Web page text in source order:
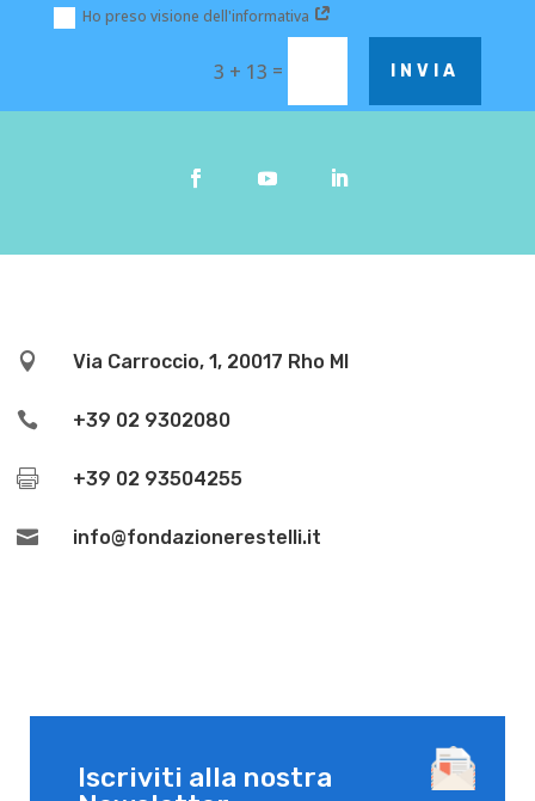
Ho preso visione dell'informativa
3 + 13 = INVIA
 Via Carroccio, 1, 20017 Rho MI
 +39 02 9302080
 +39 02 93504255
 info@fondazionerestelli.it
Iscriviti alla nostra